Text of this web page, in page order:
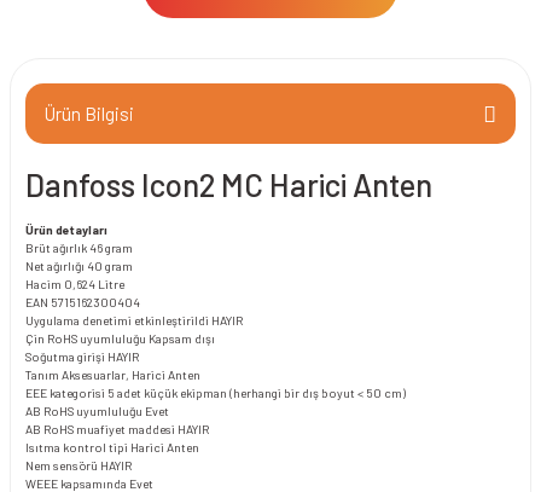
Ürün Bilgisi
Danfoss Icon2 MC Harici Anten
Ürün detayları
Brüt ağırlık 46 gram
Net ağırlığı 40 gram
Hacim 0,624 Litre
EAN 5715162300404
Uygulama denetimi etkinleştirildi HAYIR
Çin RoHS uyumluluğu Kapsam dışı
Soğutma girişi HAYIR
Tanım Aksesuarlar, Harici Anten
EEE kategorisi 5 adet küçük ekipman (herhangi bir dış boyut < 50 cm)
AB RoHS uyumluluğu Evet
AB RoHS muafiyet maddesi HAYIR
Isıtma kontrol tipi Harici Anten
Nem sensörü HAYIR
WEEE kapsamında Evet